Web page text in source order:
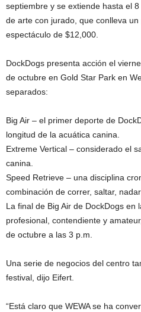
septiembre y se extiende hasta el
de arte con jurado, que conlleva
espectáculo de $12,000.
DockDogs presenta acción el
de octubre en Gold Star Park en
separados:
Big Air – el primer deporte de
longitud de la acuática canina.
Extreme Vertical – considerado el
canina.
Speed Retrieve – una disciplina
combinación de correr, saltar,
La final de Big Air de DockDogs en
profesional, contendiente y
de octubre a las 3 p.m.
Una serie de negocios del centro
festival, dijo Eifert.
“Está claro que WEWA se ha